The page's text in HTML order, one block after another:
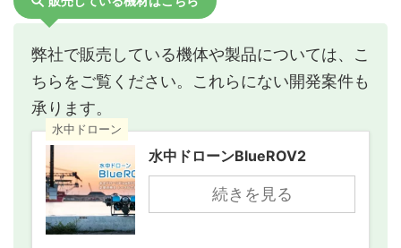
弊社で販売している機体や製品については、こ
ちらをご覧ください。これらにない開発案件も
承ります。
水中ドローン
水中ドローンBlueROV2
続きを見る